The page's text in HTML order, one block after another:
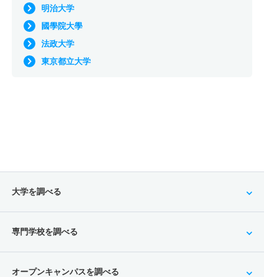
明治大学
國學院大學
法政大学
東京都立大学
大学を調べる
専門学校を調べる
オープンキャンパスを調べる